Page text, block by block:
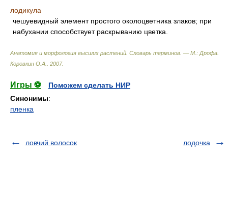
лодикула
чешуевидный элемент простого околоцветника злаков; при
набухании способствует раскрыванию цветка.
Анатомия и морфология высших растений. Словарь терминов. — М.: Дрофа
Коровкин О.А.
2007.
Игры ⚽
Поможем сделать НИР
Синонимы:
пленка
ловчий волосок лодочка